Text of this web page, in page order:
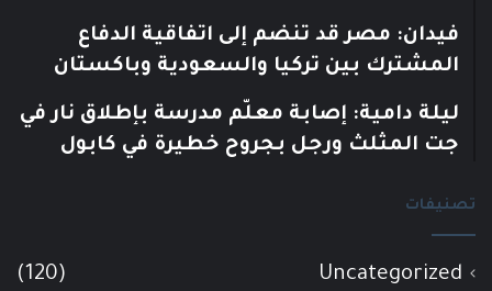
فيدان: مصر قد تنضم إلى اتفاقية الدفاع
المشترك بين تركيا والسعودية وباكستان
ليلة دامية: إصابة معلّم مدرسة بإطلاق نار في
جت المثلث ورجل بجروح خطيرة في كابول
تصنيفات
Uncategorized
(120)